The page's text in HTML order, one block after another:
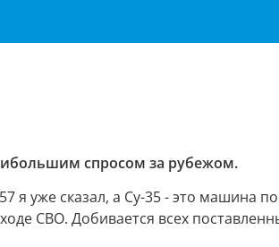
спросом за рубежом.
уже сказал, а Су-35 - это машина
СВО. Добивается всех